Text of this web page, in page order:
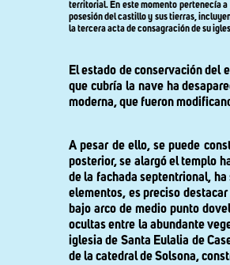
territorial. En este momento pertenecía a
posesión del castillo y sus tierras,
la tercera acta de consagración de su
El estado de conservación del
que cubría la nave ha
moderna, que fueron
A pesar de ello, se puede
posterior, se alargó el templo
de la fachada septentrional,
elementos, es preciso
bajo arco de medio punto
ocultas entre la abundante
iglesia de Santa Eulalia de
de la catedral de Solsona,